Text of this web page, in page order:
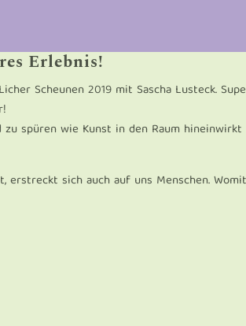
Erlebnis!
Scheunen 2019 mit Sascha Lusteck.
spüren wie Kunst in den Raum
erstreckt sich auch auf uns Menschen.